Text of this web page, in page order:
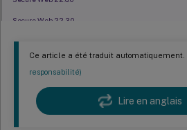
Ce article a été traduit automatiquement.
responsabilité)
Lire en anglais
Secure Web 22.3.0
Secure Web 22.2.0
Secure Web 21.10.5